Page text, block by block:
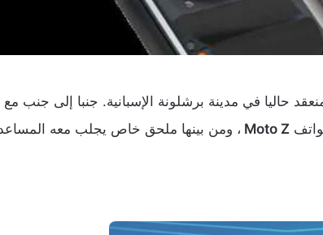
حاليا في مدينة برشلونة الإسبانية. جنبا إلى جنب مع
Moto Z ، ومن بينها ملحق خاص يجلب معه